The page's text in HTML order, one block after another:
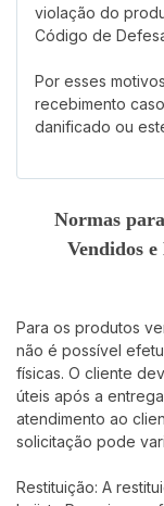
violação do
Código de
Por esses
recebimento
danificado ou
Normas
Vendidos
Para os produtos
não é possível
físicas. O cliente
úteis após a
atendimento ao
solicitação pode
Restituição: A